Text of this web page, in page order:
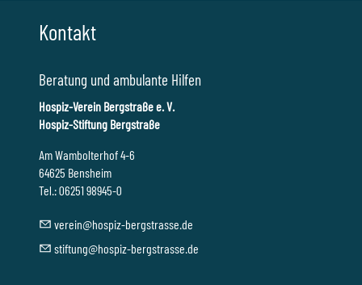
Kontakt
Beratung und ambulante Hilfen
Hospiz-Verein Bergstraße e. V.
Hospiz-Stiftung Bergstraße
Am Wambolterhof 4-6
64625 Bensheim
Tel.: 06251 98945-0
v r n h sp z-b rgstr ss d
stft ng h sp z-b rgstr ss d